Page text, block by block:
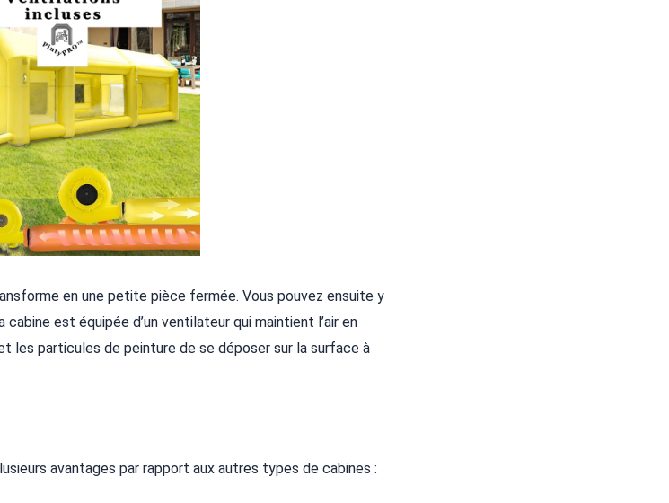
en une petite pièce fermée. Vous pouvez ensuite y
est équipée d’un ventilateur qui maintient l’air en
les particules de peinture de se déposer sur la surface à
avantages par rapport aux autres types de cabines :